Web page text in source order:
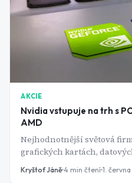
AKCIE
Nvidia vstupuje na trh s
AMD
Nejhodnotnější světová
grafických kartách,
akcelerátorech pro umělou
světa osobních počítačů.
Kryštof Jáně 4 min čtení 1. června